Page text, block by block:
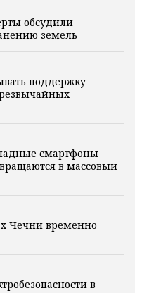
обсудили
земель
поддержку
смартфоны
в массовый
Чечни временно
в